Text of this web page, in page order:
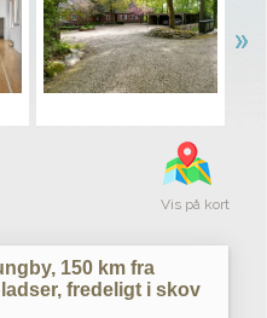
Vis på kort
150 km fra
fredeligt i skov